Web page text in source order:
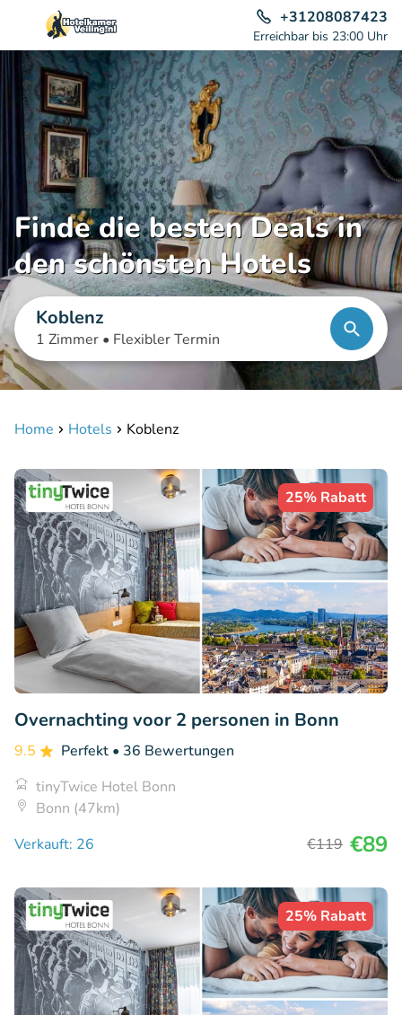
+31208087423
Erreichbar bis 23:00 Uhr
Finde die besten Deals in
den schönsten Hotels
Koblenz
1 Zimmer • Flexibler Termin
Home Hotels Koblenz
25% Rabatt
Overnachting voor 2 personen in Bonn
9.5 Perfekt • 36 Bewertungen
tinyTwice Hotel Bonn
Bonn (47km)
Verkauft: 26
€119 €89
25% Rabatt